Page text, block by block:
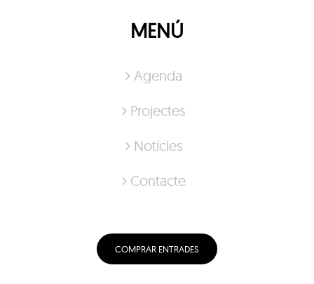
MENÚ
Agenda
Projectes
Notícies
Contacte
COMPRAR ENTRADES